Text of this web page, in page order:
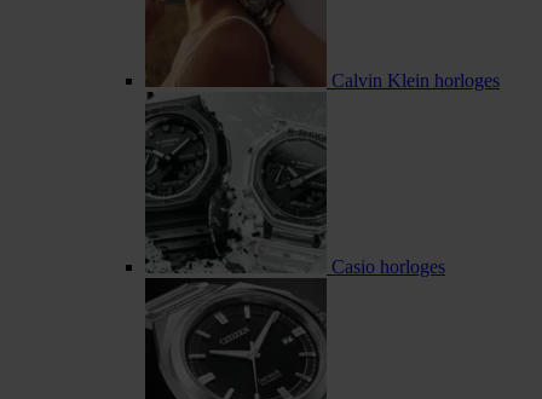
Calvin Klein horloges
Casio horloges